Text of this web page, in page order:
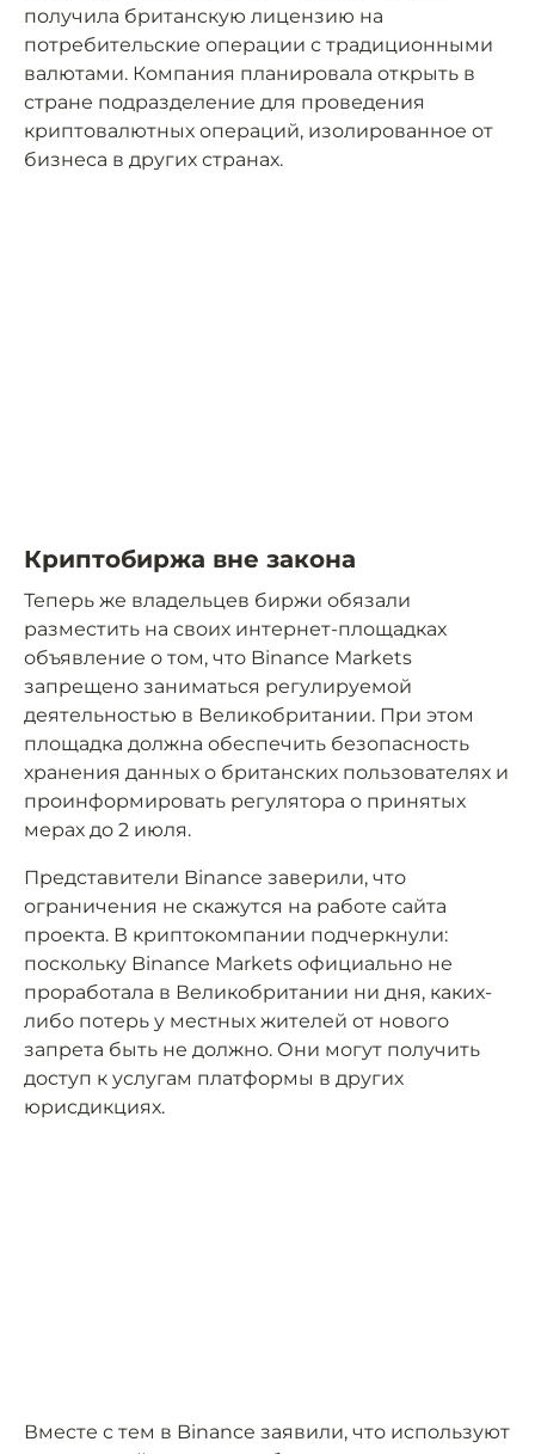
получила британскую лицензию на
потребительские операции с традиционными
валютами. Компания планировала открыть в
стране подразделение для проведения
криптовалютных операций, изолированное от
бизнеса в других странах.
Криптобиржа вне закона
Теперь же владельцев биржи обязали
разместить на своих интернет-площадках
объявление о том, что Binance Markets
запрещено заниматься регулируемой
деятельностью в Великобритании. При этом
площадка должна обеспечить безопасность
хранения данных о британских пользователях и
проинформировать регулятора о принятых
мерах до 2 июля.
Представители Binance заверили, что
ограничения не скажутся на работе сайта
проекта. В криптокомпании подчеркнули:
поскольку Binance Markets официально не
проработала в Великобритании ни дня, каких-
либо потерь у местных жителей от нового
запрета быть не должно. Они могут получить
доступ к услугам платформы в других
юрисдикциях.
Вместе с тем в Binance заявили, что используют